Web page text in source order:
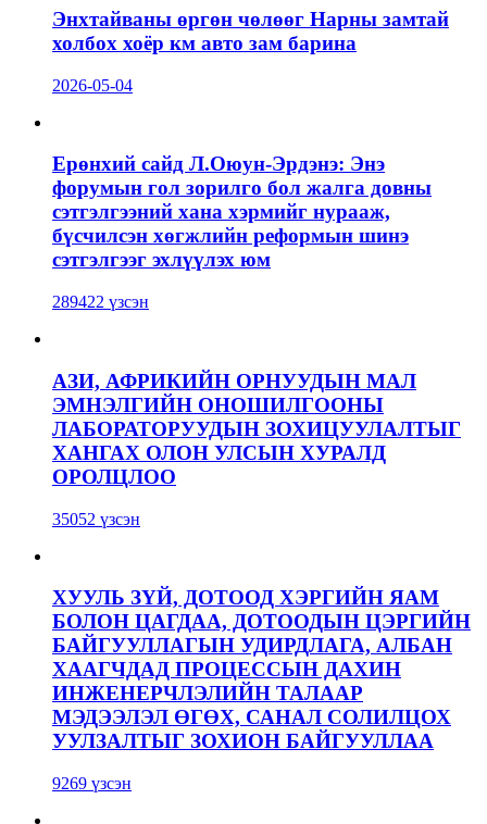
Энхтайваны өргөн чөлөөг Нарны замтай
холбох хоёр км авто зам барина
2026-05-04
Ерөнхий сайд Л.Оюун-Эрдэнэ: Энэ
форумын гол зорилго бол жалга довны
сэтгэлгээний хана хэрмийг нурааж,
бүсчилсэн хөгжлийн реформын шинэ
сэтгэлгээг эхлүүлэх юм
289422 үзсэн
АЗИ, АФРИКИЙН ОРНУУДЫН МАЛ
ЭМНЭЛГИЙН ОНОШИЛГООНЫ
ЛАБОРАТОРУУДЫН ЗОХИЦУУЛАЛТЫГ
ХАНГАХ ОЛОН УЛСЫН ХУРАЛД
ОРОЛЦЛОО
35052 үзсэн
ХУУЛЬ ЗҮЙ, ДОТООД ХЭРГИЙН ЯАМ
БОЛОН ЦАГДАА, ДОТООДЫН ЦЭРГИЙН
БАЙГУУЛЛАГЫН УДИРДЛАГА, АЛБАН
ХААГЧДАД ПРОЦЕССЫН ДАХИН
ИНЖЕНЕРЧЛЭЛИЙН ТАЛААР
МЭДЭЭЛЭЛ ӨГӨХ, САНАЛ СОЛИЛЦОХ
УУЛЗАЛТЫГ ЗОХИОН БАЙГУУЛЛАА
9269 үзсэн